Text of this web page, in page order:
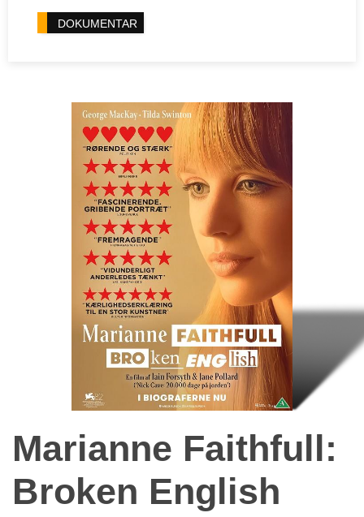
DOKUMENTAR
Marianne Faithfull:
Broken English